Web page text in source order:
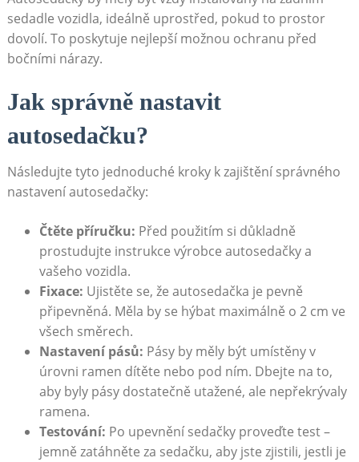
sedadle vozidla, ideálně uprostřed, pokud to prostor⁢
dovolí. To poskytuje nejlepší možnou ⁤ochranu před
bočními‌ nárazy.
Jak správně nastavit
autosedačku?
Následujte tyto jednoduché kroky k zajištění správného
⁤nastavení ⁤autosedačky:
Čtěte příručku: Před použitím si⁣ důkladně
prostudujte instrukce výrobce autosedačky a
vašeho vozidla.
Fixace: Ujistěte se, že autosedačka je pevně
⁤připevněná. Měla⁤ by se hýbat maximálně o 2 cm ve ​
všech směrech.
Nastavení pásů: Pásy by měly být umístěny v
úrovni ramen dítěte nebo pod ním. Dbejte na ⁢to,
aby byly‍ pásy dostatečně​ utažené,​ ale nepřekrývaly
⁤ramena.
Testování: Po upevnění sedačky proveďte ‍test –
jemně zatáhněte​ za sedačku, aby ⁣jste zjistili, jestli je